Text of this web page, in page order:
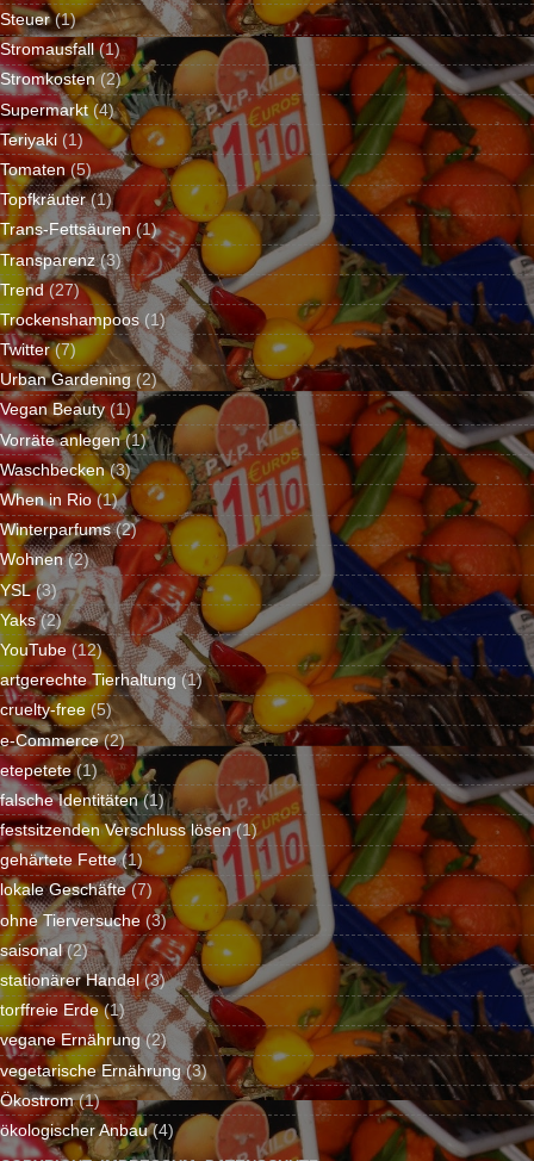
Steuer (1)
Stromausfall (1)
Stromkosten (2)
Supermarkt (4)
Teriyaki (1)
Tomaten (5)
Topfkräuter (1)
Trans-Fettsäuren (1)
Transparenz (3)
Trend (27)
Trockenshampoos (1)
Twitter (7)
Urban Gardening (2)
Vegan Beauty (1)
Vorräte anlegen (1)
Waschbecken (3)
When in Rio (1)
Winterparfums (2)
Wohnen (2)
YSL (3)
Yaks (2)
YouTube (12)
artgerechte Tierhaltung (1)
cruelty-free (5)
e-Commerce (2)
etepetete (1)
falsche Identitäten (1)
festsitzenden Verschluss lösen (1)
gehärtete Fette (1)
lokale Geschäfte (7)
ohne Tierversuche (3)
saisonal (2)
stationärer Handel (3)
torffreie Erde (1)
vegane Ernährung (2)
vegetarische Ernährung (3)
Ökostrom (1)
ökologischer Anbau (4)